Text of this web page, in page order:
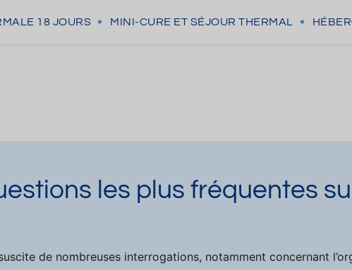
18 JOURS MINI-CURE ET SÉJOUR THERMAL
les plus fréquentes
de nombreuses interrogations, notamment concernant